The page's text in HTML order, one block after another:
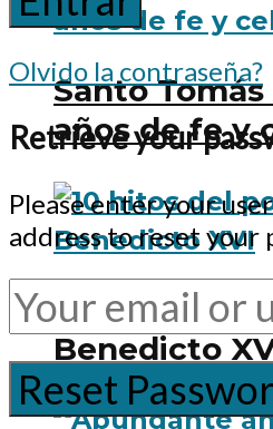
Santo
años de fe y
10 hitos del
Benedicto
Olvido la contraseña?
Retrieve your
Please enter your
address to reset your